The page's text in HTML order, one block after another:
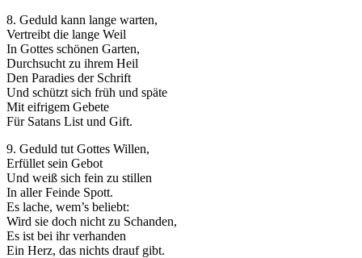
8. Geduld kann lange warten,
Vertreibt die lange Weil
In Gottes schönen Garten,
Durchsucht zu ihrem Heil
Den Paradies der Schrift
Und schützt sich früh und späte
Mit eifrigem Gebete
Für Satans List und Gift.
9. Geduld tut Gottes Willen,
Erfüllet sein Gebot
Und weiß sich fein zu stillen
In aller Feinde Spott.
Es lache, wem’s beliebt:
Wird sie doch nicht zu Schanden,
Es ist bei ihr verhanden
Ein Herz, das nichts drauf gibt.